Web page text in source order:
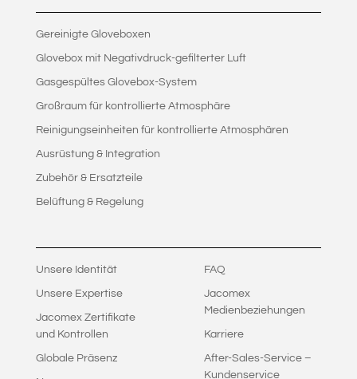
Gereinigte Gloveboxen
Glovebox mit Negativdruck-gefilterter Luft
Gasgespültes Glovebox-System
Großraum für kontrollierte Atmosphäre
Reinigungseinheiten für kontrollierte Atmosphären
Ausrüstung & Integration
Zubehör & Ersatzteile
Belüftung & Regelung
Unsere Identität
Unsere Expertise
Jacomex Zertifikate
und Kontrollen
Globale Präsenz
FAQ
Jacomex
Medienbeziehungen
Karriere
After-Sales-Service –
Kundenservice